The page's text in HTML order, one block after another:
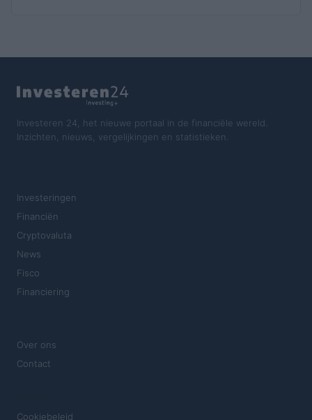
Investeren 24, het nieuwe portaal in de financiële wereld.
Inzichten, nieuws, vergelijkingen en statistieken.
Investeringen
Financiën
Cryptovaluta
News
Fisco
Financiering
Over ons
Contact
Cookiebeleid